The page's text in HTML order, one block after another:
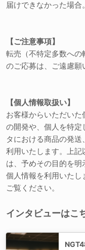
届けできなかった場合。
【ご注意事項】
転売（不特定多数へ
のご応募は、ご遠慮願
【個人情報取扱い】
お客様からいただい
の開発や、個人を特
タにおける商品の発
利用いたします。上
は、予めその目的を明
個人情報を利用いたし
ご覧ください。
インタビューはこ